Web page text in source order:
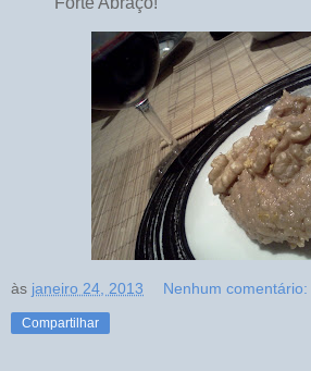
às janeiro 24, 2013 Nenhum comentário:
Compartilhar